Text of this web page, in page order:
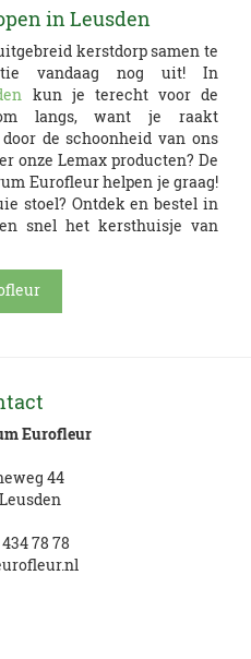
in Leusden
kerstdorp samen te
vandaag nog uit! In
kun je terecht voor de
langs, want je raakt
de schoonheid van ons
onze Lemax producten? De
Eurofleur helpen je graag!
stoel? Ontdek en bestel in
snel het kersthuisje van
Eurofleur
44
78 78